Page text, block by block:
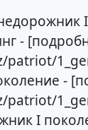
-
patriot/
-
patriot/
I